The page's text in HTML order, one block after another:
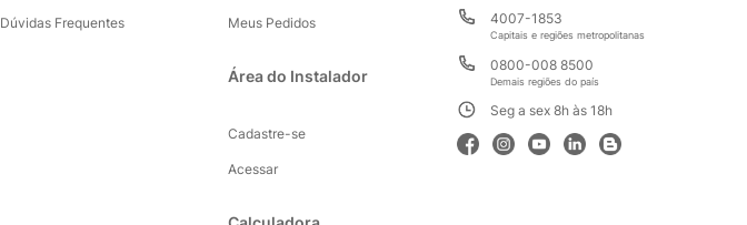
Dúvidas Frequentes Meus Pedidos
Área do Instalador
Cadastre-se
Acessar
4007-1853
Capitais e regiões metropolitanas
0800-008 8500
Demais regiões do país
Seg a sex 8h às 18h